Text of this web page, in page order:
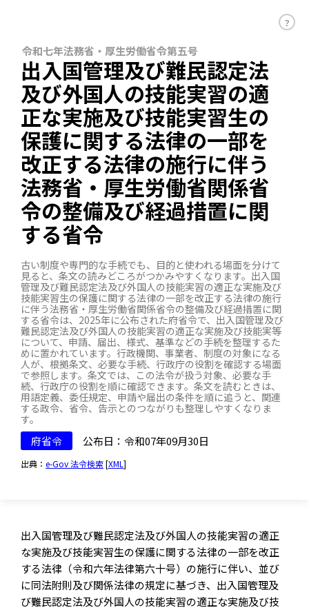
令和七年法務省・厚生労働省令第五号
出入国管理及び難民認定法
及び外国人の技能実習の適
正な実施及び技能実習生の
保護に関する法律の一部を
改正する法律の施行に伴う
法務省・厚生労働省関係省
令の整備及び経過措置に関
する省令
古い制度や専門的な手続でも、目的と使われる場面を分けて
見ると、条文の読みどころがつかみやすくなります。出入国
管理及び難民認定法及び外国人の技能実習の適正な実施及び
技能実習生の保護に関する法律の一部を改正する法律の施行
に伴う法務省・厚生労働省関係省令の整備及び経過措置に関
する省令は、2025年に公布された府省令で、出入国管理及び
難民認定法及び外国人の技能実習の適正な実施及び技能実等
について、申請、届出、様式、基準などの手続を整理するた
めに置かれています。行政機関、事業者、制度の対象になる
人が、根拠条文、必要な手続、行政庁の役割を確認する場面
で参照します。条文では、この法令が扱う対象、必要な手
続、行政庁の役割を順に確認できます。条文を読むときは、
用語定義、委任規定、申請や届出の条件を順に追うと、関連
する政令、省令、告示とのつながりも整理しやすくなりま
す。
府省令 公布日：令和07年09月30日
出典： e-Gov 法令検索[XML ]
出入国管理及び難民認定法及び外国人の技能実習の適正
な実施及び技能実習生の保護に関する法律の一部を改正
する法律（令和六年法律第六十号）の施行に伴い、並び
に同法附則及び関係法律の規定に基づき、出入国管理及
び難民認定法及び外国人の技能実習の適正な実施及び技
？